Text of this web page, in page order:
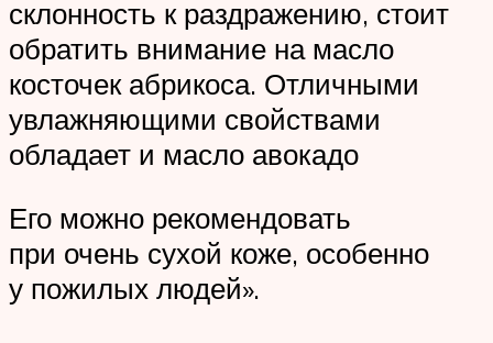
склонность к раздражению, стоит
обратить внимание на масло
косточек абрикоса. Отличными
увлажняющими свойствами
обладает и масло авокадо
Его можно рекомендовать
при очень сухой коже, особенно
у пожилых людей».